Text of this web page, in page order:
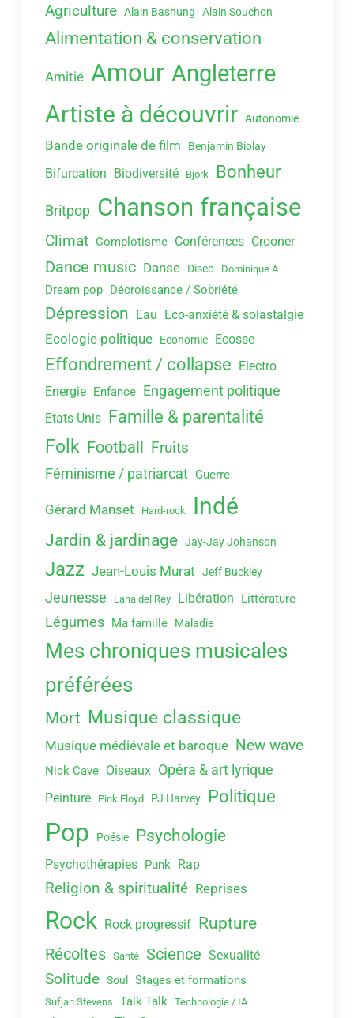
Agriculture Alain Bashung Alain Souchon
Alimentation & conservation
Amitié Amour Angleterre
Artiste à découvrir Autonomie
Bande originale de film Benjamin Biolay
Bifurcation Biodiversité Björk Bonheur
Britpop Chanson française
Climat Complotisme Conférences Crooner
Dance music Danse Disco Dominique A
Dream pop Décroissance / Sobriété
Dépression Eau Eco-anxiété & solastalgie
Ecologie politique Economie Ecosse
Effondrement / collapse Electro
Energie Enfance Engagement politique
Etats-Unis Famille & parentalité
Folk Football Fruits
Féminisme / patriarcat Guerre
Gérard Manset Hard-rock Indé
Jardin & jardinage Jay-Jay Johanson
Jazz Jean-Louis Murat Jeff Buckley
Jeunesse Lana del Rey Libération Littérature
Légumes Ma famille Maladie
Mes chroniques musicales
préférées
Mort Musique classique
Musique médiévale et baroque New wave
Nick Cave Oiseaux Opéra & art lyrique
Peinture Pink Floyd PJ Harvey Politique
Pop Poésie Psychologie
Psychothérapies Punk Rap
Religion & spiritualité Reprises
Rock Rock progressif Rupture
Récoltes Santé Science Sexualité
Solitude Soul Stages et formations
Sufjan Stevens Talk Talk Technologie / IA